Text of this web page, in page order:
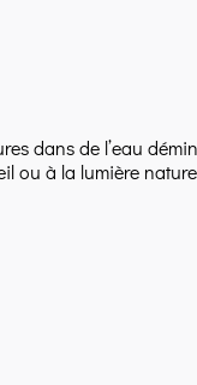
dans de l’eau
ou à la lumière